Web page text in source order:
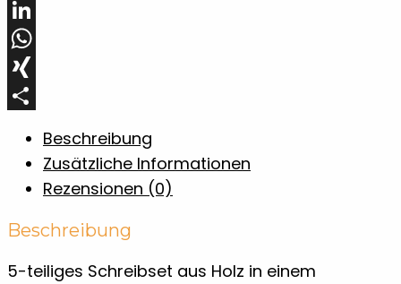
Pinterest
LinkedIn
WhatsApp
XING
Beschreibung
Zusätzliche Informationen
Rezensionen (0)
Beschreibung
5-teiliges Schreibset aus Holz in einem